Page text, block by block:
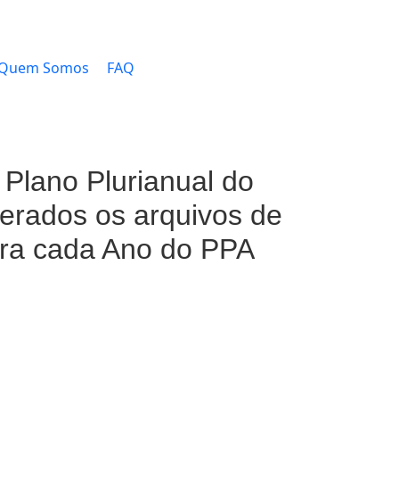
Somos FAQ
Plurianual do
os arquivos de
cada Ano do PPA